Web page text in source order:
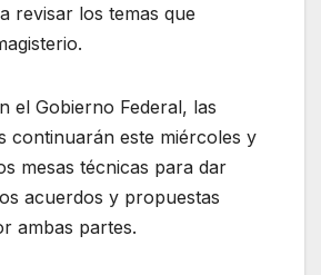
revisar los temas que
el Gobierno Federal, las
continuarán este miércoles y
mesas técnicas para dar
acuerdos y propuestas
ambas partes.